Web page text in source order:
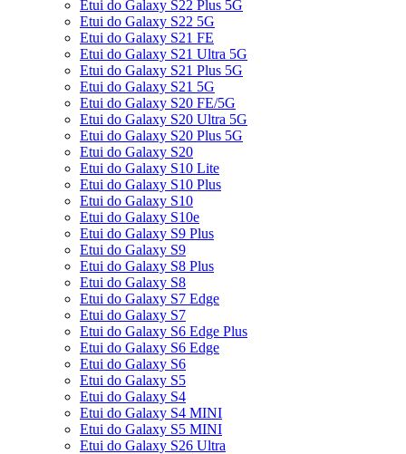
Etui do Galaxy S22 Plus 5G
Etui do Galaxy S22 5G
Etui do Galaxy S21 FE
Etui do Galaxy S21 Ultra 5G
Etui do Galaxy S21 Plus 5G
Etui do Galaxy S21 5G
Etui do Galaxy S20 FE/5G
Etui do Galaxy S20 Ultra 5G
Etui do Galaxy S20 Plus 5G
Etui do Galaxy S20
Etui do Galaxy S10 Lite
Etui do Galaxy S10 Plus
Etui do Galaxy S10
Etui do Galaxy S10e
Etui do Galaxy S9 Plus
Etui do Galaxy S9
Etui do Galaxy S8 Plus
Etui do Galaxy S8
Etui do Galaxy S7 Edge
Etui do Galaxy S7
Etui do Galaxy S6 Edge Plus
Etui do Galaxy S6 Edge
Etui do Galaxy S6
Etui do Galaxy S5
Etui do Galaxy S4
Etui do Galaxy S4 MINI
Etui do Galaxy S5 MINI
Etui do Galaxy S26 Ultra